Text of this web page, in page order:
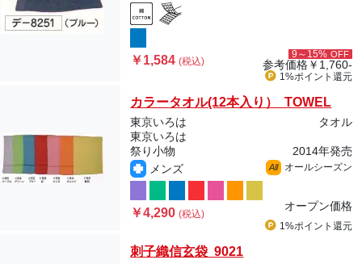
￥1,584(税込)
9～15% OFF
参考価格￥1,760-
1%ポイント 還元
カラータオル(12本入り） TOWEL
東京いろは
タオル
東京いろは
祭り小物
2014年発売
メンズ
All オールシーズン
￥4,290(税込)
オープン価格
1%ポイント 還元
刺子織信玄袋 9021